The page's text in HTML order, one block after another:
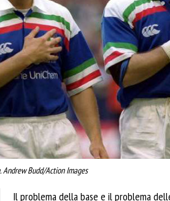
Andrew Budd/Action Images
Il problema della base e il problema